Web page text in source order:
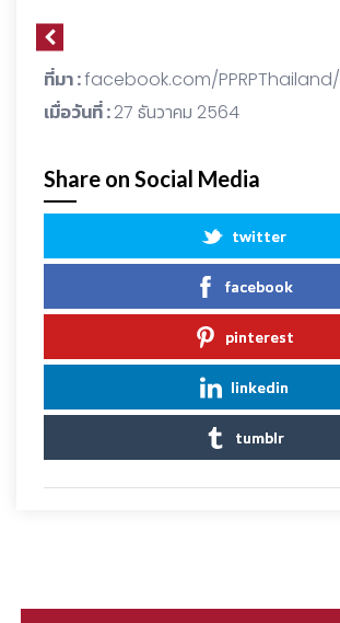
ที่มา :facebook.com/PPRPThailand/
เมื่อวันที่ :27 ธันวาคม 2564
Share on Social Media
twitter
facebook
pinterest
linkedin
tumblr